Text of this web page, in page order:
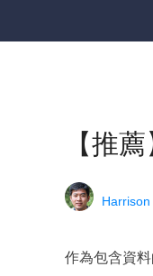
【推
Harrison
作為包含資